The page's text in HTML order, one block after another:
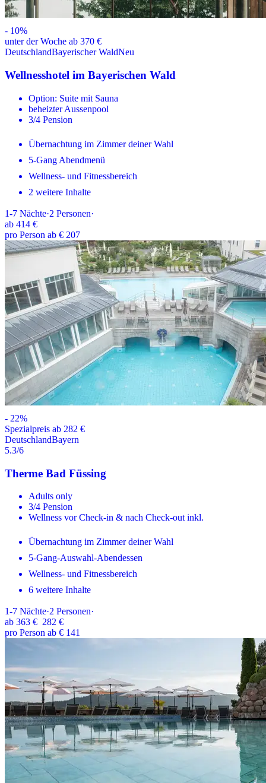
- 10%
unter der Woche ab 370 €
DeutschlandBayerischer WaldNeu
Wellnesshotel im Bayerischen Wald
Option: Suite mit Sauna
beheizter Aussenpool
3/4 Pension
Übernachtung im Zimmer deiner Wahl
5-Gang Abendmenü
Wellness- und Fitnessbereich
2 weitere Inhalte
1-7 Nächte·2 Personen·
ab 414 €
pro Person ab € 207
- 22%
Spezialpreis ab 282 €
DeutschlandBayern
5.3/6
Therme Bad Füssing
Adults only
3/4 Pension
Wellness vor Check-in & nach Check-out inkl.
Übernachtung im Zimmer deiner Wahl
5-Gang-Auswahl-Abendessen
Wellness- und Fitnessbereich
6 weitere Inhalte
1-7 Nächte·2 Personen·
ab 363 € 282 €
pro Person ab € 141